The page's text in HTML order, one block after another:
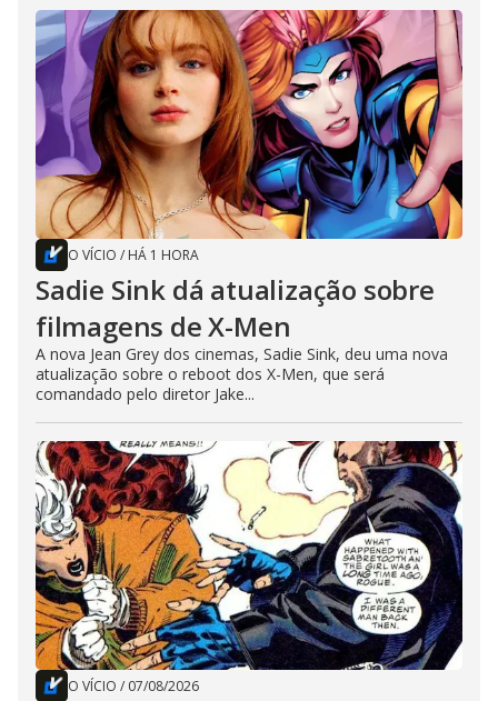
O VÍCIO / HÁ 1 HORA
Sadie Sink dá atualização sobre
filmagens de X-Men
A nova Jean Grey dos cinemas, Sadie Sink, deu uma nova
atualização sobre o reboot dos X-Men, que será
comandado pelo diretor Jake...
O VÍCIO / 07/08/2026